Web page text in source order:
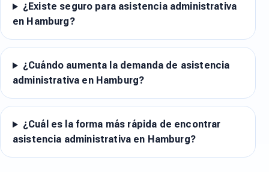
¿Existe seguro para asistencia administrativa
en Hamburg?
¿Cuándo aumenta la demanda de asistencia
administrativa en Hamburg?
¿Cuál es la forma más rápida de encontrar
asistencia administrativa en Hamburg?